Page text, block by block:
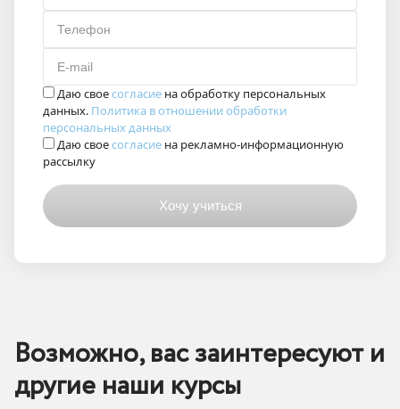
Телефон
E-mail
Даю своесогласие на обработку персональных
данных. Политика в отношении обработки
персональных данных
Даю своесогласие на рекламно-информационную
рассылку
Возможно, вас заинтересуют и
другие наши курсы